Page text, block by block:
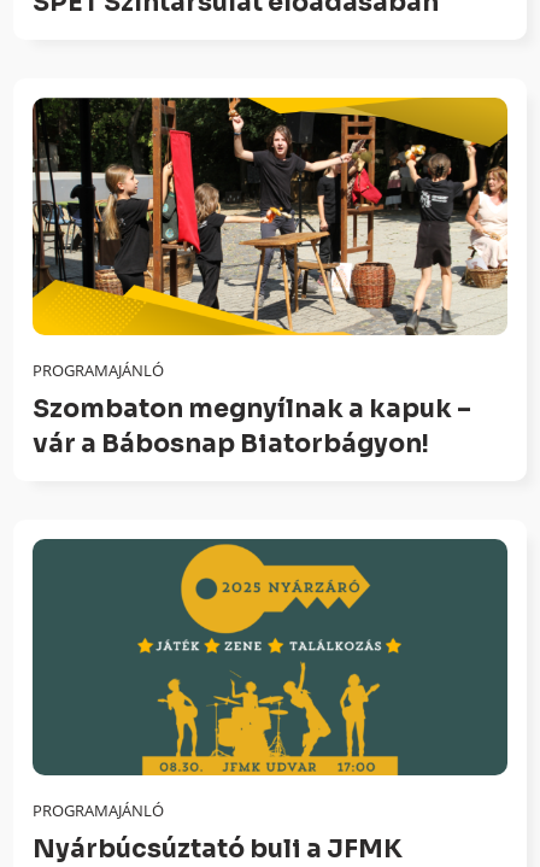
PROGRAMAJÁNLÓ
Szombaton megnyílnak a kapuk –
vár a Bábosnap Biatorbágyon!
PROGRAMAJÁNLÓ
Nyárbúcsúztató buli a JFMK